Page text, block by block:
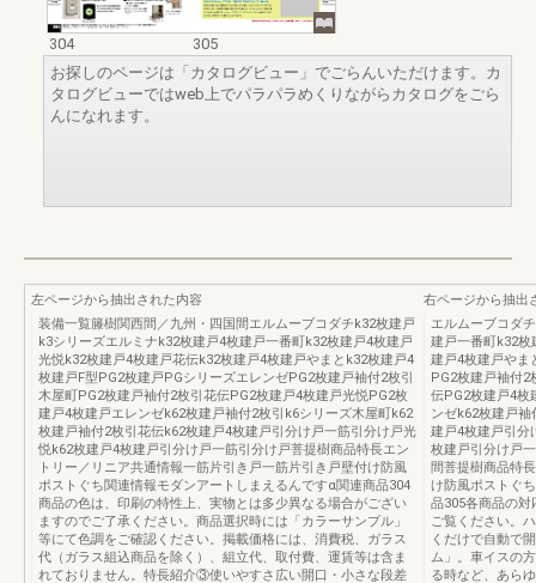
304
305
お探しのページは「カタログビュー」でごらんいただけます。カ
タログビューではweb上でパラパラめくりながらカタログをごら
んになれます。
左ページから抽出された内容
装備一覧籐樹関西間／九州・四国間エルムーブコダチk32枚建戸
k3シリーズエルミナk32枚建戸4枚建戸一番町k32枚建戸4枚建戸
光悦k32枚建戸4枚建戸花伝k32枚建戸4枚建戸やまとk32枚建戸4
枚建戸F型PG2枚建戸PGシリーズエレンゼPG2枚建戸袖付2枚引
木屋町PG2枚建戸袖付2枚引花伝PG2枚建戸4枚建戸光悦PG2枚
建戸4枚建戸エレンゼk62枚建戸袖付2枚引k6シリーズ木屋町k62
枚建戸袖付2枚引花伝k62枚建戸4枚建戸引分け戸一筋引分け戸光
悦k62枚建戸4枚建戸引分け戸一筋引分け戸菩提樹商品特長エン
トリー／リニア共通情報一筋片引き戸一筋片引き戸壁付け防風
ポストぐち関連情報モダンアートしまえるんですα関連商品304
商品の色は、印刷の特性上、実物とは多少異なる場合がござい
ますのでご了承ください。商品選択時には「カラーサンプル」
等にて色調をご確認ください。掲載価格には、消費税、ガラス
代（ガラス組込商品を除く）、組立代、取付費、運賃等は含ま
れておりません。特長紹介③使いやすさ広い開口・小さな段差
右ページから抽出
エルムーブコダ
建戸一番町k32枚
建戸4枚建戸やま
PG2枚建戸袖付2
伝PG2枚建戸4枚
ンゼk62枚建戸
建戸4枚建戸引分
枚建戸引分け戸
間菩提樹商品特
け防風ポストぐ
品305各商品の対
ご覧ください。
くだけで自動で
ム」。車イスの
る時など、あら